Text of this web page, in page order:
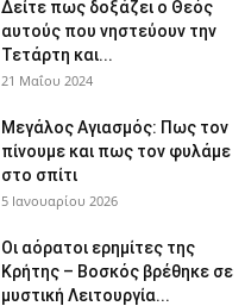
Δείτε πως δοξάζει ο Θεός
αυτούς που νηστεύουν την
Τετάρτη και...
21 Μαΐου 2024
Μεγάλος Αγιασμός: Πως τον
πίνουμε και πως τον φυλάμε
στο σπίτι
5 Ιανουαρίου 2026
Οι αόρατοι ερημίτες της
Κρήτης – Βοσκός βρέθηκε σε
μυστική Λειτουργία...